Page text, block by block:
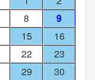
8
9
15
16
22
23
29
30